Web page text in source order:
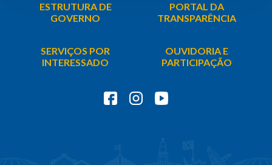
ESTRUTURA DE
GOVERNO
PORTAL DA
TRANSPARÊNCIA
SERVIÇOS POR
INTERESSADO
OUVIDORIA E
PARTICIPAÇÃO